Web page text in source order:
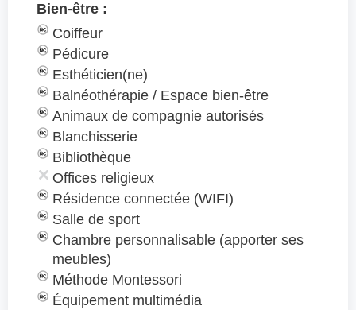
Bien-être :
Coiffeur
Pédicure
Esthéticien(ne)
Balnéothérapie / Espace bien-être
Animaux de compagnie autorisés
Blanchisserie
Bibliothèque
Offices religieux
Résidence connectée (WIFI)
Salle de sport
Chambre personnalisable (apporter ses
meubles)
Méthode Montessori
Équipement multimédia